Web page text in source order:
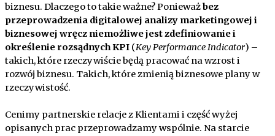
biznesu. Dlaczego to takie ważne? Ponieważbez
przeprowadzenia digitalowej analizy marketingowej i
biznesowej wręcz niemożliwe jest zdefiniowanie i
określenie rozsądnych KPI (Key Performance Indicator) –
takich, które rzeczywiście będą pracować na wzrost i
rozwój biznesu. Takich, które zmienią biznesowe plany w
rzeczywistość.
Cenimy partnerskie relacje z Klientami i część wyżej
opisanych prac przeprowadzamy wspólnie. Na starcie